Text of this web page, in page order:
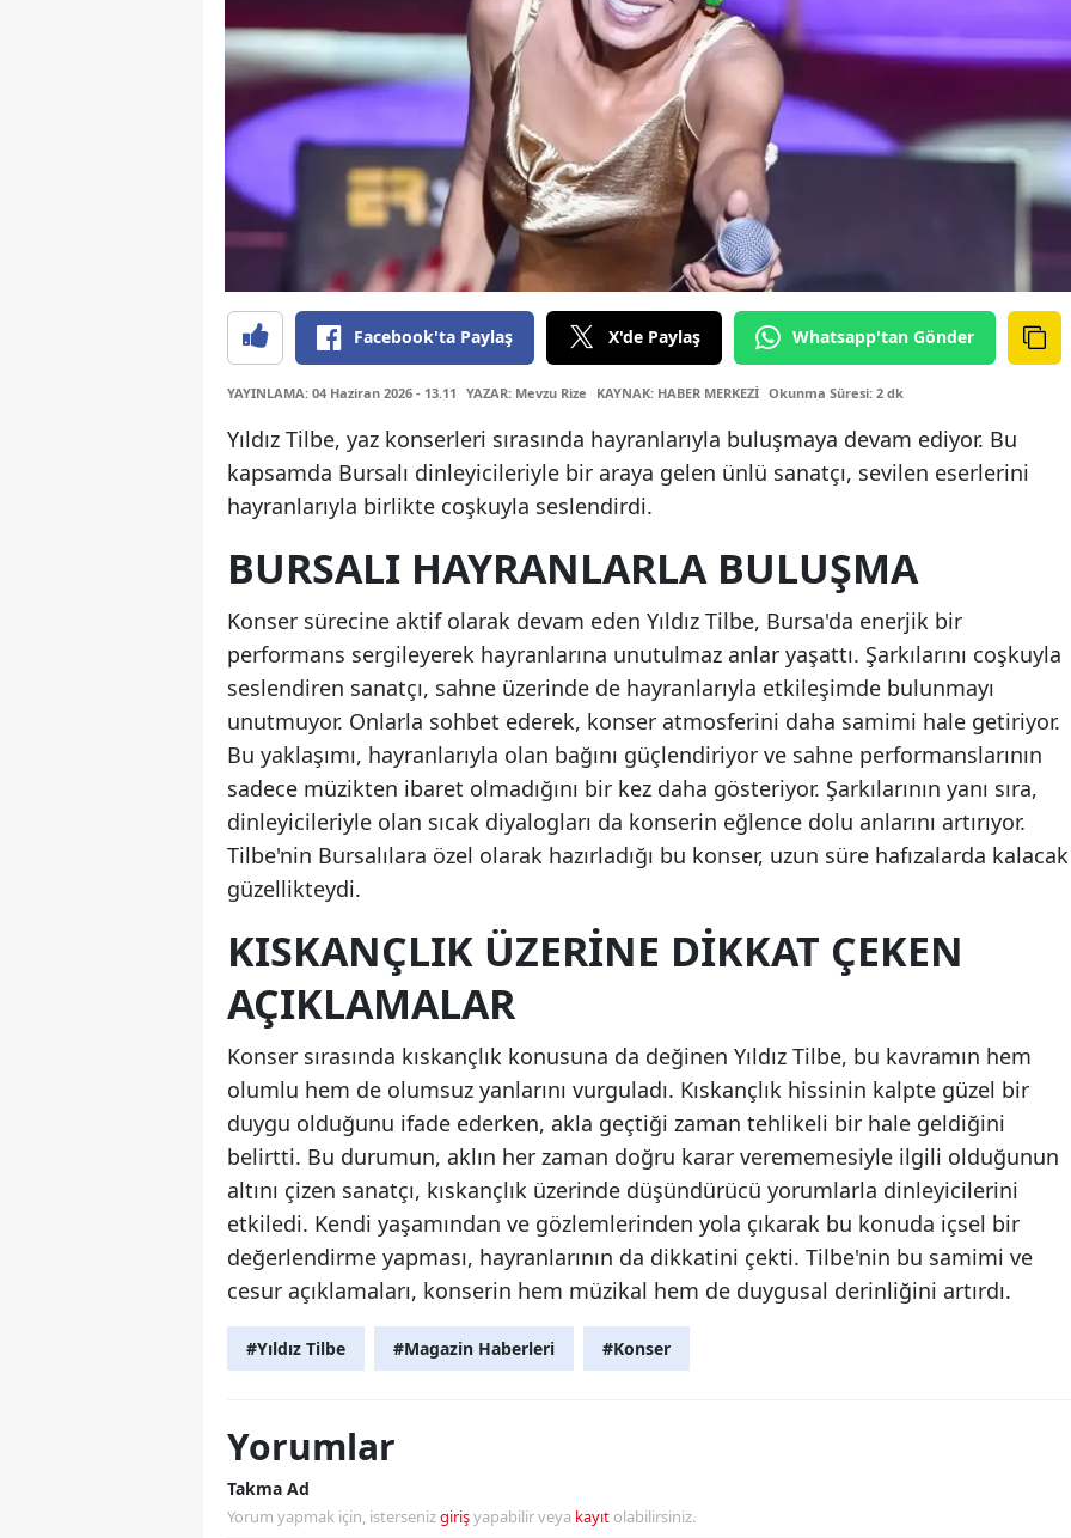
Facebook'ta Paylaş X'de Paylaş Whatsapp'tan Gönder
YAYINLAMA: 04 Haziran 2026 - 13.11 YAZAR: Mevzu Rize KAYNAK: HABER MERKEZİ Okunma Süresi: 2 dk
Yıldız Tilbe, yaz konserleri sırasında hayranlarıyla buluşmaya devam ediyor. Bu
kapsamda Bursalı dinleyicileriyle bir araya gelen ünlü sanatçı, sevilen eserlerini
hayranlarıyla birlikte coşkuyla seslendirdi.
BURSALI HAYRANLARLA BULUŞMA
Konser sürecine aktif olarak devam eden Yıldız Tilbe, Bursa'da enerjik bir
performans sergileyerek hayranlarına unutulmaz anlar yaşattı. Şarkılarını coşkuyla
seslendiren sanatçı, sahne üzerinde de hayranlarıyla etkileşimde bulunmayı
unutmuyor. Onlarla sohbet ederek, konser atmosferini daha samimi hale getiriyor.
Bu yaklaşımı, hayranlarıyla olan bağını güçlendiriyor ve sahne performanslarının
sadece müzikten ibaret olmadığını bir kez daha gösteriyor. Şarkılarının yanı sıra,
dinleyicileriyle olan sıcak diyalogları da konserin eğlence dolu anlarını artırıyor.
Tilbe'nin Bursalılara özel olarak hazırladığı bu konser, uzun süre hafızalarda kalacak
güzellikteydi.
KISKANÇLIK ÜZERINE DIKKAT ÇEKEN
AÇIKLAMALAR
Konser sırasında kıskançlık konusuna da değinen Yıldız Tilbe, bu kavramın hem
olumlu hem de olumsuz yanlarını vurguladı. Kıskançlık hissinin kalpte güzel bir
duygu olduğunu ifade ederken, akla geçtiği zaman tehlikeli bir hale geldiğini
belirtti. Bu durumun, aklın her zaman doğru karar verememesiyle ilgili olduğunun
altını çizen sanatçı, kıskançlık üzerinde düşündürücü yorumlarla dinleyicilerini
etkiledi. Kendi yaşamından ve gözlemlerinden yola çıkarak bu konuda içsel bir
değerlendirme yapması, hayranlarının da dikkatini çekti. Tilbe'nin bu samimi ve
cesur açıklamaları, konserin hem müzikal hem de duygusal derinliğini artırdı.
#Yıldız Tilbe #Magazin Haberleri #Konser
Yorumlar
Takma Ad
Yorum yapmak için, istersenizgirişyapabilir veya kayıt olabilirsiniz.